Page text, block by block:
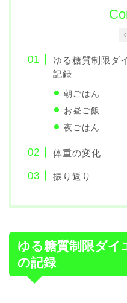
ゆる糖質制限ダ
記録
朝ごはん
お昼ご飯
夜ごはん
体重の変化
振り返り
ゆる糖質制限ダイ
の記録